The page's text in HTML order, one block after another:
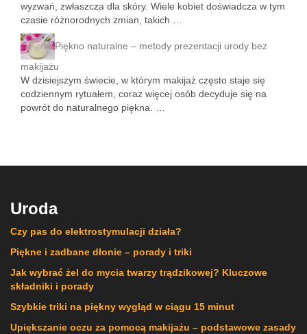
wyzwań, zwłaszcza dla skóry. Wiele kobiet doświadcza w tym
czasie różnorodnych zmian, takich …
Piękno naturalne – metody prezentacji urody bez
makijażu
W dzisiejszym świecie, w którym makijaż często staje się
codziennym rytuałem, coraz więcej osób decyduje się na
powrót do naturalnego piękna. …
Uroda
Czy pas do elektrostymulacji działa?
Piękne i zadbane dłonie – porady i triki
Jak wybrać żel do mycia twarzy trądzikowej? Kluczowe
składniki i porady
Szybkie triki na piękny wygląd w ciągu 15 minut
Upiększanie oczu za pomocą makijażu – podstawowe zasady